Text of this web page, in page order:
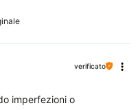
verificato
imperfezioni o